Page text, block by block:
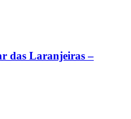
das Laranjeiras –